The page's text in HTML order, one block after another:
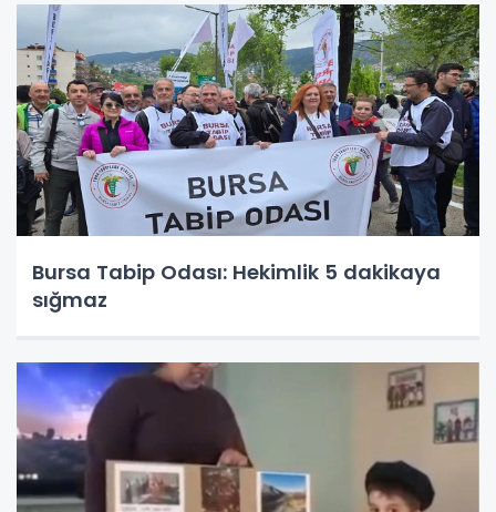
Bursa Tabip Odası: Hekimlik 5 dakikaya
sığmaz